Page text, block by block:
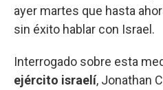
ayer martes que hasta
sin éxito hablar con Israel.
Interrogado sobre esta
ejército israelí, Jonathan